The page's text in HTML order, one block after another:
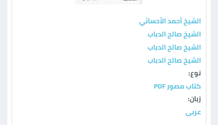
الشيخ أحمد الأحسائي
الشيخ صالح الدباب
الشيخ صالح الدباب
الشيخ صالح الدباب
نوع:
كتاب مصور PDF
زبان:
عربی